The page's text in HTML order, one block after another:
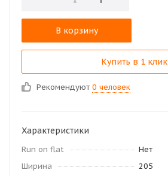
В корзину
Купить в 1 клик
Рекомендуют 0 человек
Характеристики
Run on flat
Нет
Ширина
205